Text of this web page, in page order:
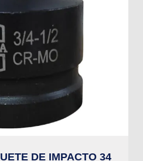
DE IMPACTO 34